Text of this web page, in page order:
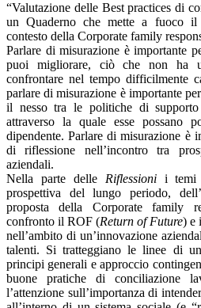
“Valutazione delle Best practices di
un Quaderno che mette a fuoco il
contesto della Corporate family
Parlare di misurazione è importante
puoi migliorare, ciò che non ha
confrontare nel tempo difficilmente
parlare di misurazione è importante
il nesso tra le politiche di
attraverso la quale esse possano
dipendente. Parlare di misurazione è
di riflessione nell’incontro tra
aziendali.
Nella parte delle Riflessionii temi
prospettiva del lungo periodo,
proposta della Corporate family
confronto il ROF (Return of Future) e
nell’ambito di un’innovazione
talenti. Si tratteggiano le linee di
principi generali e approccio
buone pratiche di conciliazione
l’attenzione sull’importanza di